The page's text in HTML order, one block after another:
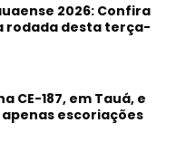
2026: Confira
rodada desta terça-
CE-187, em Tauá, e
escoriações